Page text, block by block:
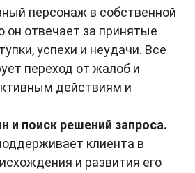
персонаж в собственной
он отвечает за принятые
успехи и неудачи. Все
переход от жалоб и
действиям и
и поиск решений запроса.
клиента в
и развития его